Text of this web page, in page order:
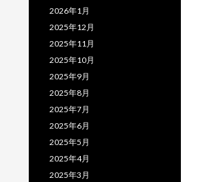
2026年1月
2025年12月
2025年11月
2025年10月
2025年9月
2025年8月
2025年7月
2025年6月
2025年5月
2025年4月
2025年3月